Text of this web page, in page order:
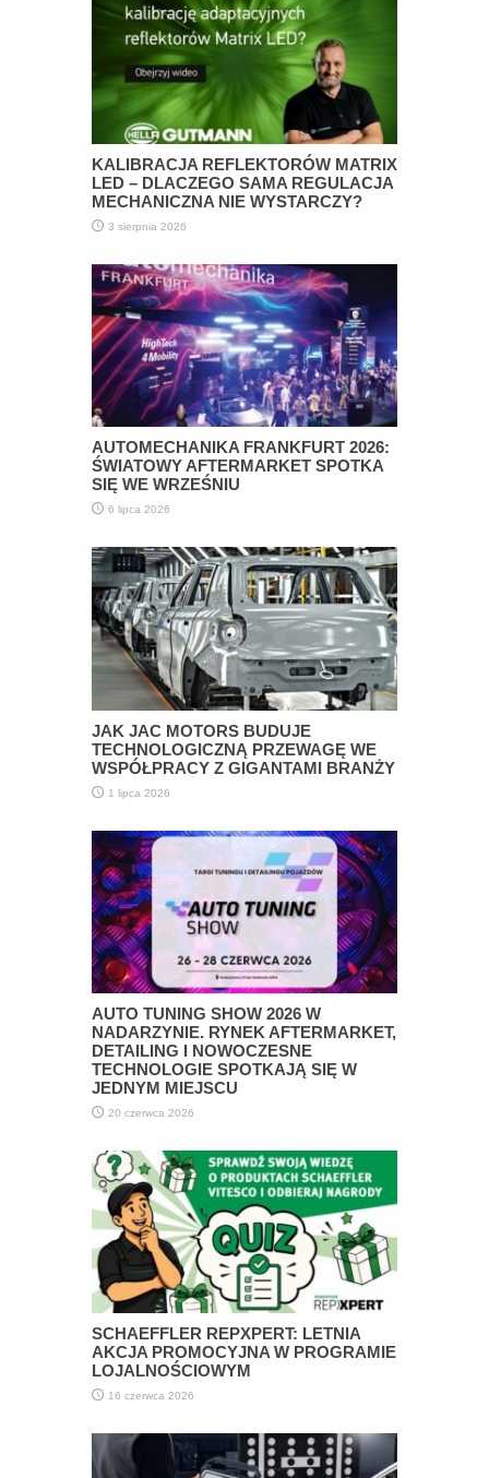
KALIBRACJA REFLEKTORÓW MATRIX
LED – DLACZEGO SAMA REGULACJA
MECHANICZNA NIE WYSTARCZY?
3 sierpnia 2026
AUTOMECHANIKA FRANKFURT 2026:
ŚWIATOWY AFTERMARKET SPOTKA
SIĘ WE WRZEŚNIU
6 lipca 2026
JAK JAC MOTORS BUDUJE
TECHNOLOGICZNĄ PRZEWAGĘ WE
WSPÓŁPRACY Z GIGANTAMI BRANŻY
1 lipca 2026
AUTO TUNING SHOW 2026 W
NADARZYNIE. RYNEK AFTERMARKET,
DETAILING I NOWOCZESNE
TECHNOLOGIE SPOTKAJĄ SIĘ W
JEDNYM MIEJSCU
20 czerwca 2026
SCHAEFFLER REPXPERT: LETNIA
AKCJA PROMOCYJNA W PROGRAMIE
LOJALNOŚCIOWYM
16 czerwca 2026